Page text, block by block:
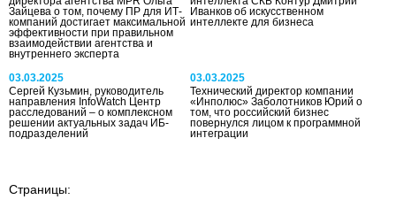
Зайцева о том, почему ПР для ИТ-
компаний достигает максимальной
эффективности при правильном
взаимодействии агентства и
внутреннего эксперта
Иванков об искусственном
интеллекте для бизнеса
03.03.2025
Сергей Кузьмин, руководитель
направления InfoWatch Центр
расследований – о комплексном
решении актуальных задач ИБ-
подразделений
03.03.2025
Технический директор компании
«Инполюс» Заболотников Юрий о
том, что российский бизнес
повернулся лицом к программной
интеграции
Страницы: